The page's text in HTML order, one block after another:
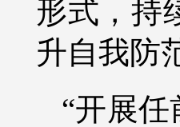
形式，持
升自我防
“开展